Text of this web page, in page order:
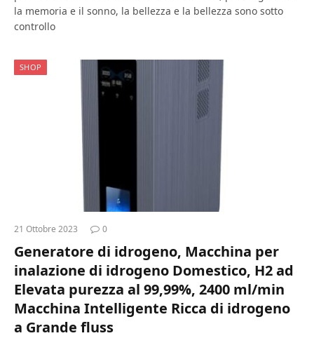
la memoria e il sonno, la bellezza e la bellezza sono sotto
controllo
SHOP
21 Ottobre 2023 0
Generatore di idrogeno, Macchina per
inalazione di idrogeno Domestico, H2 ad
Elevata purezza al 99,99%, 2400 ml/min
Macchina Intelligente Ricca di idrogeno
a Grande fluss